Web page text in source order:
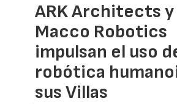
ARK Architects y
Macco Robotics
impulsan el uso
robótica
sus Villas